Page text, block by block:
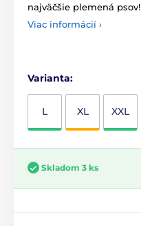
najväčšie plemená psov!
Viac informácií ›
Varianta:
L XL XXL
Skladom 3 ks